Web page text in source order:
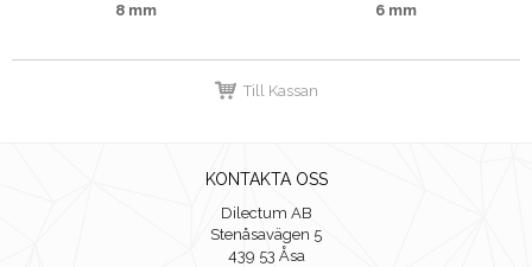
8 mm 6 mm
Till Kassan
KONTAKTA OSS
Dilectum AB
Stenåsavägen 5
439 53 Åsa